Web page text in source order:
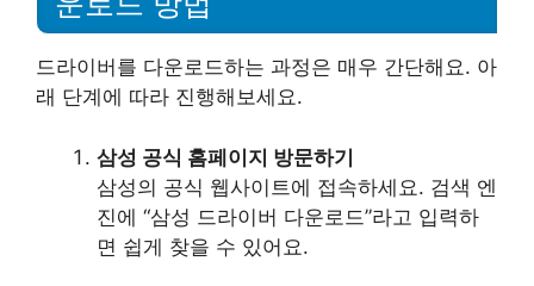
드라이버를 다운로드하는 과정은 매우 간단해요. 아
래 단계에 따라 진행해보세요.
삼성 공식 홈페이지 방문하기
삼성의 공식 웹사이트에 접속하세요. 검색 엔
진에 “삼성 드라이버 다운로드”라고 입력하
면 쉽게 찾을 수 있어요.